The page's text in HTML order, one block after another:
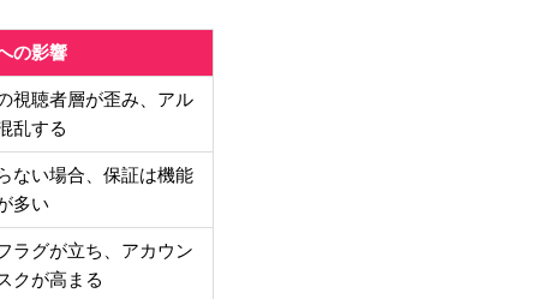
の影響
視聴者層が歪み、アル
乱する
ない場合、保証は機能
多い
ラグが立ち、アカウン
クが高まる